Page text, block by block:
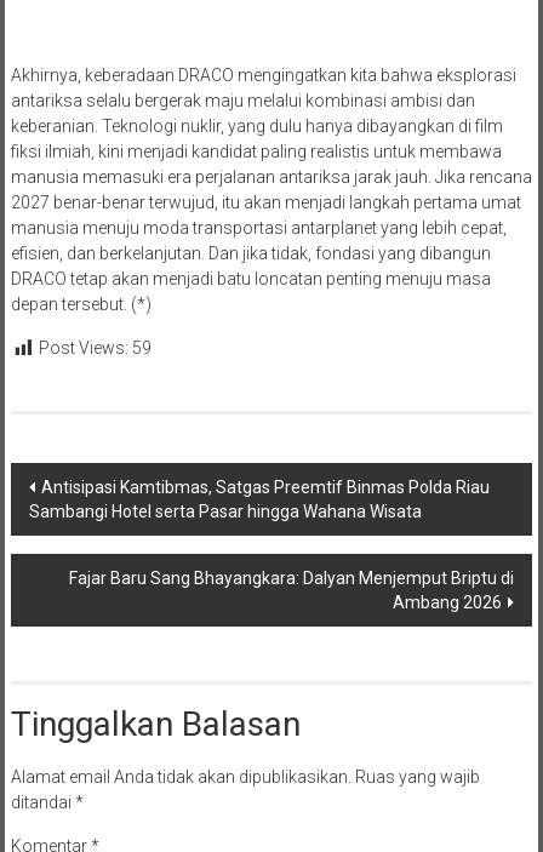
Akhirnya, keberadaan DRACO mengingatkan kita bahwa eksplorasi
antariksa selalu bergerak maju melalui kombinasi ambisi dan
keberanian. Teknologi nuklir, yang dulu hanya dibayangkan di film
fiksi ilmiah, kini menjadi kandidat paling realistis untuk membawa
manusia memasuki era perjalanan antariksa jarak jauh. Jika rencana
2027 benar-benar terwujud, itu akan menjadi langkah pertama umat
manusia menuju moda transportasi antarplanet yang lebih cepat,
efisien, dan berkelanjutan. Dan jika tidak, fondasi yang dibangun
DRACO tetap akan menjadi batu loncatan penting menuju masa
depan tersebut. (*)
Post Views: 59
Navigasi
pos
Antisipasi Kamtibmas, Satgas Preemtif Binmas Polda Riau
Sambangi Hotel serta Pasar hingga Wahana Wisata
Fajar Baru Sang Bhayangkara: Dalyan Menjemput Briptu di
Ambang 2026
Tinggalkan Balasan
Alamat email Anda tidak akan dipublikasikan. Ruas yang wajib
ditandai *
Komentar*